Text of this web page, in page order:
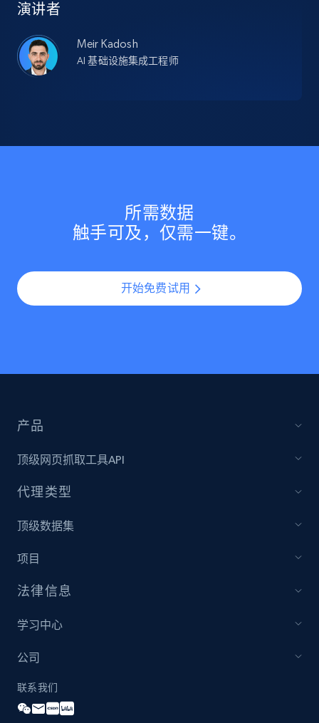
演讲者
Meir Kadosh
AI 基础设施集成工程师
所需数据
触手可及，仅需一键。
开始免费试用
产品
顶级网页抓取工具API
代理类型
顶级数据集
项目
法律信息
学习中心
公司
联系我们